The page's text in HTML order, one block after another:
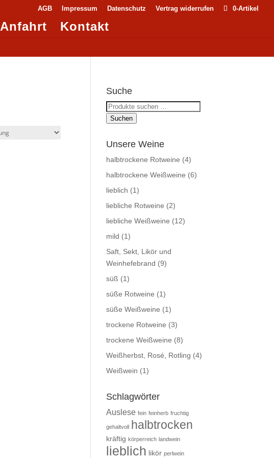
AGB Impressum Datenschutz Vertrag widerrufen 0-Artikel
Anfahrt Kontakt
Suche
Suchen
nach:
Suchen
Unsere Weine
halbtrockene Rotweine (4)
halbtrockene Weißweine (6)
lieblich (1)
liebliche Rotweine (2)
liebliche Weißweine (12)
mild (1)
Saft, Sekt, Likör und
Weinhefebrand (9)
süß (1)
süße Rotweine (1)
süße Weißweine (1)
trockene Rotweine (3)
trockene Weißweine (8)
Weißherbst, Rosé, Rotling (4)
Weißwein (1)
Schlagwörter
Auslese fein feinherb fruchtig
gehaltvoll halbtrocken
kräftig körperreich landwein
lieblich likör perlwein